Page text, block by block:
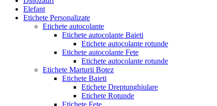
Elefant
Etichete Personalizate
Etichete autocolante
Etichete autocolante Baieti
Etichete autocolante rotunde
Etichete autocolante Fete
Etichete autocolante rotunde
Etichete Marturii Botez
Etichete Baieti
Etichete Dreptunghiulare
Etichete Rotunde
Etichete Fete